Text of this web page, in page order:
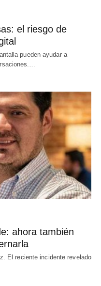
el riesgo de
pueden ayudar a
ahora también
El reciente incidente revelado